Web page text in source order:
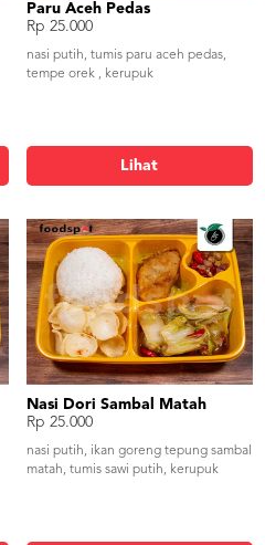
Paru Aceh Pedas
Rp 25.000
nasi putih, tumis paru aceh pedas,
tempe orek , kerupuk
Lihat
Nasi Dori Sambal Matah
Rp 25.000
nasi putih, ikan goreng tepung sambal
matah, tumis sawi putih, kerupuk